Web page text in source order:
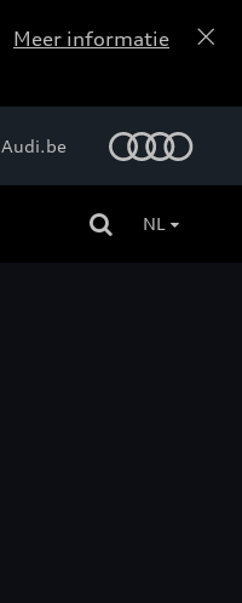
Meer informatie
Audi.be
NL